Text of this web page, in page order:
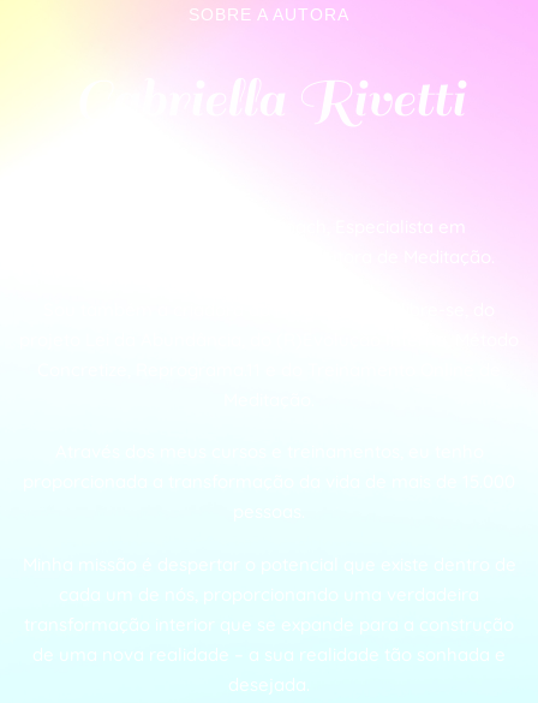
SOBRE A AUTORA
Gabriella Rivetti
Eu, Gabriella, sou Neurocoach, Especialista em
Desenvolvimento Humano e Instrutora de Meditação.
Minha missão é despertar o potencial que existe dentro de
cada um de nós, proporcionando uma verdadeira
transformação interior que se expande para a construção
de uma nova realidade – a sua realidade tão sonhada e
desejada.